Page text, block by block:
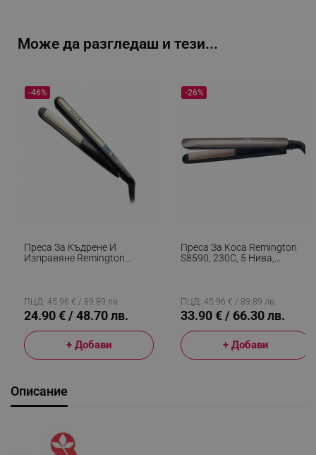
Може да разгледаш и тези...
Преса За Къдрене И
Изправяне Remington
Златист/черен
-46%
ПЦД: 45.96 € / 89.89 лв.
24.90 € / 48.70 лв.
+ Добави
Преса За Коса Remington
S8590, 230C, 5 Нива,
-26%
ПЦД: 45.96 € / 89.89 лв.
33.90 € / 66.30 лв.
+ Добави
Описание